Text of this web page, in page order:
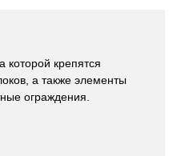
крепятся
а также элементы
ограждения.